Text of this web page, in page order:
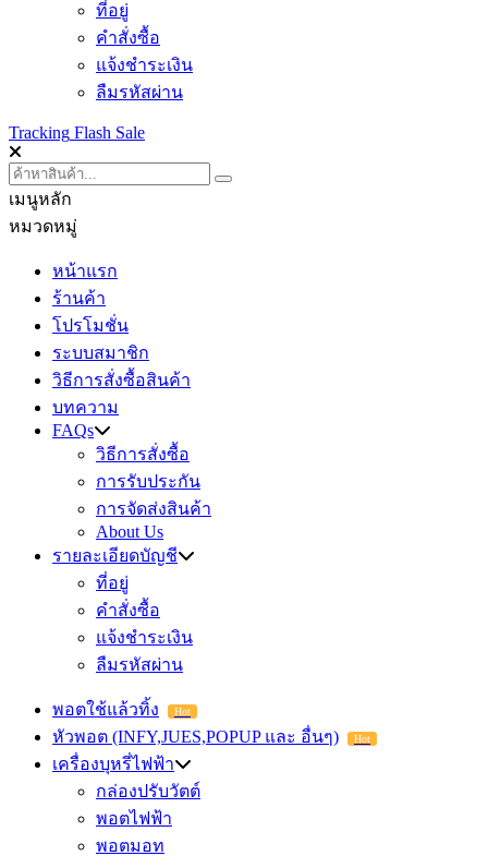
ที่อยู่
คำสั่งซื้อ
แจ้งชำระเงิน
ลืมรหัสผ่าน
Tracking Flash Sale
เมนูหลัก
หมวดหมู่
หน้าแรก
ร้านค้า
โปรโมชั่น
ระบบสมาชิก
วิธีการสั่งซื้อสินค้า
บทความ
FAQs
วิธีการสั่งซื้อ
การรับประกัน
การจัดส่งสินค้า
About Us
รายละเอียดบัญชี
ที่อยู่
คำสั่งซื้อ
แจ้งชำระเงิน
ลืมรหัสผ่าน
พอตใช้แล้วทิ้ง Hot
หัวพอต (INFY,JUES,POPUP และ อื่นๆ) Hot
เครื่องบุหรี่ไฟฟ้า
กล่องปรับวัตต์
พอตไฟฟ้า
พอตมอท